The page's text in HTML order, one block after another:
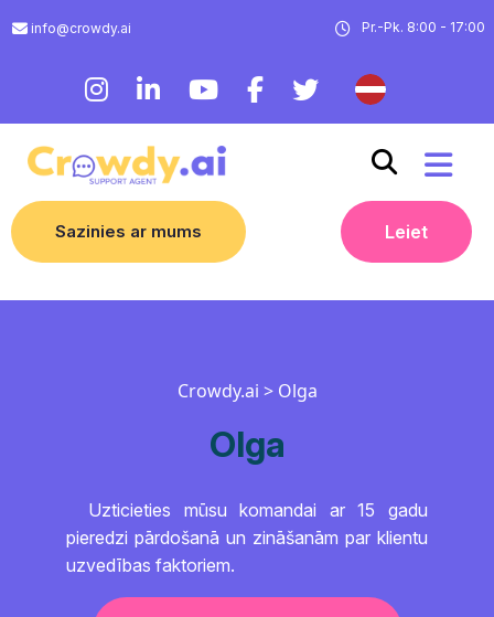
info@crowdy.ai Pr.-Pk. 8:00 - 17:00
Sazinies ar mums Leiet
Crowdy.ai > Olga
Olga
Uzticieties mūsu komandai ar 15 gadu
pieredzi pārdošanā un zināšanām par klientu
uzvedības faktoriem.